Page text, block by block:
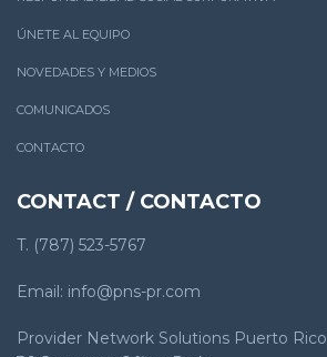
ÚNETE AL EQUIPO
NOVEDADES Y MEDIOS
COMUNICADOS
CONTACTO
CONTACT / CONTACTO
T. (787) 523-5767
Email: info@pns-pr.com
Provider Network Solutions Puerto Rico